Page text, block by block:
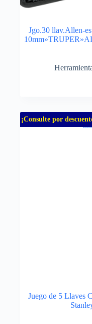
Jgo.30 llav.Allen-
¡Consulte por
Juego de 5 Llaves